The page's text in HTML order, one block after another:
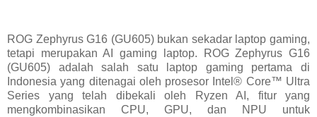
ROG Zephyrus G16 (GU605) bukan sekadar laptop gaming,
tetapi merupakan AI gaming laptop. ROG Zephyrus G16
(GU605) adalah salah satu laptop gaming pertama di
Indonesia yang ditenagai oleh prosesor Intel® Core™ Ultra
Series yang telah dibekali oleh Ryzen AI, fitur yang
mengkombinasikan CPU, GPU, dan NPU untuk